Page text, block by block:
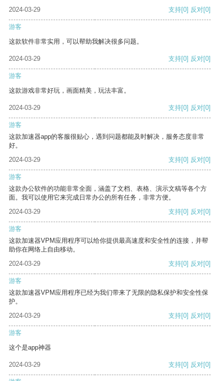
2024-03-29
支持[0] 反对[0]
游客
这款软件非常实用，可以帮助我解决很多问题。
2024-03-29 支持[0] 反对[0]
游客
这款游戏非常好玩，画面精美，玩法丰富。
2024-03-29 支持[0] 反对[0]
游客
这款加速器app的客服很贴心，遇到问题都能及时解决，服务态度非常
好。
2024-03-29
支持[0] 反对[0]
游客
这款办公软件的功能非常全面，涵盖了文档、表格、演示文稿等各个方
面。我可以使用它来完成日常办公的所有任务，非常方便。
2024-03-29
支持[0] 反对[0]
游客
这款加速器VPM应用程序可以给你提供最高速度和安全性的连接，并帮
助你在网络上自由移动。
2024-03-29
支持[0] 反对[0]
游客
这款加速器VPM应用程序已经为我们带来了无限的隐私保护和安全性保
护。
2024-03-29
支持[0] 反对[0]
游客
这个是app神器
2024-03-29 支持[0] 反对[0]